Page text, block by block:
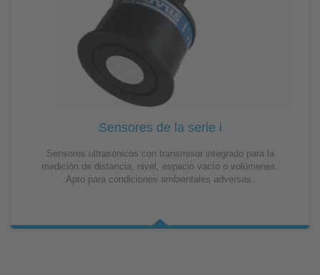
Sensores de la serie i
Sensores ultrasónicos con transmisor integrado para la
medición de distancia, nivel, espacio vacío o volúmenes.
Apto para condiciones ambientales adversas.